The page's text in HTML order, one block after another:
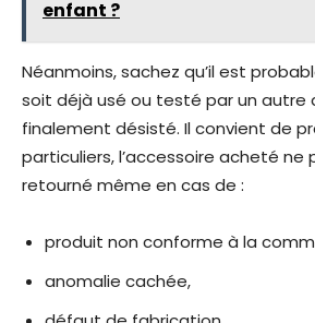
enfant ?
Néanmoins, sachez qu’il est
soit déjà usé ou testé par un autre
finalement désisté. Il convient de
particuliers, l’accessoire acheté ne
retourné même en cas de :
produit non conforme à la
anomalie cachée,